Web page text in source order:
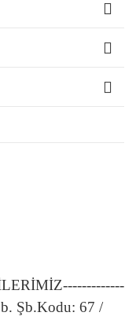
Şb.Kodu: 67 /